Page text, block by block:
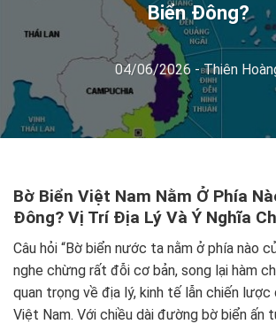
Biển Đông?
04/06/2026 -Thiên
Bờ Biển Việt Nam Nằm Ở Phía
Đông? Vị Trí Địa Lý Và Ý Nghĩa
Câu hỏi “Bờ biển nước ta nằm ở phía nào
nghe chừng rất đỗi cơ bản, song lại hàm
quan trọng về địa lý, kinh tế lẫn chiến lược
Việt Nam. Với chiều dài đường bờ biển ấn